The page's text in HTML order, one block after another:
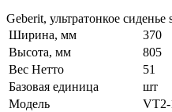
Geberit, ультратонкое сиденье
Ширина, мм
370
Высота, мм
805
Вес Нетто
51
Базовая единица
шт
Модель
VT2-